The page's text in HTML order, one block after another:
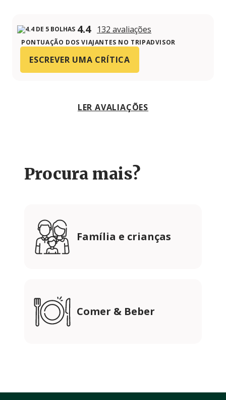
4.4 132 avaliações
PONTUAÇÃO DOS VIAJANTES NO TRIPADVISOR
ESCREVER UMA CRÍTICA
LER AVALIAÇÕES
Procura mais?
Família e crianças
Comer & Beber